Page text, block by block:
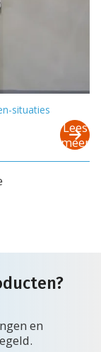
situaties
Lees
meer
en